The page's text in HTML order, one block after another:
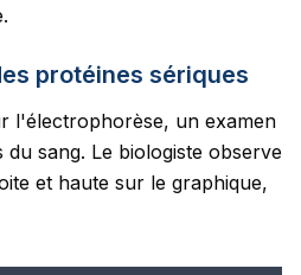
protéines sériques
l'électrophorèse, un examen
sang. Le biologiste observe
et haute sur le graphique,